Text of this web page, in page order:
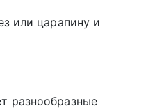
или царапину и
разнообразные